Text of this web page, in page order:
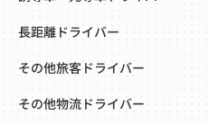
長距離ドライバー
その他旅客ドライバー
その他物流ドライバー